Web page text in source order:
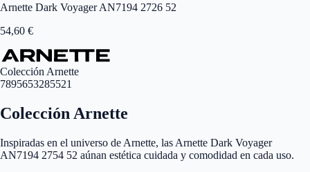
Arnette Dark Voyager AN7194 2726 52
54,60 €
Colección Arnette
7895653285521
Colección Arnette
Inspiradas en el universo de Arnette, las Arnette Dark Voyager
AN7194 2754 52 aúnan estética cuidada y comodidad en cada uso.